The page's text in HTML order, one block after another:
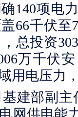
140项电
66千伏
总投资
万千伏
用电压力
建部副
网供电能